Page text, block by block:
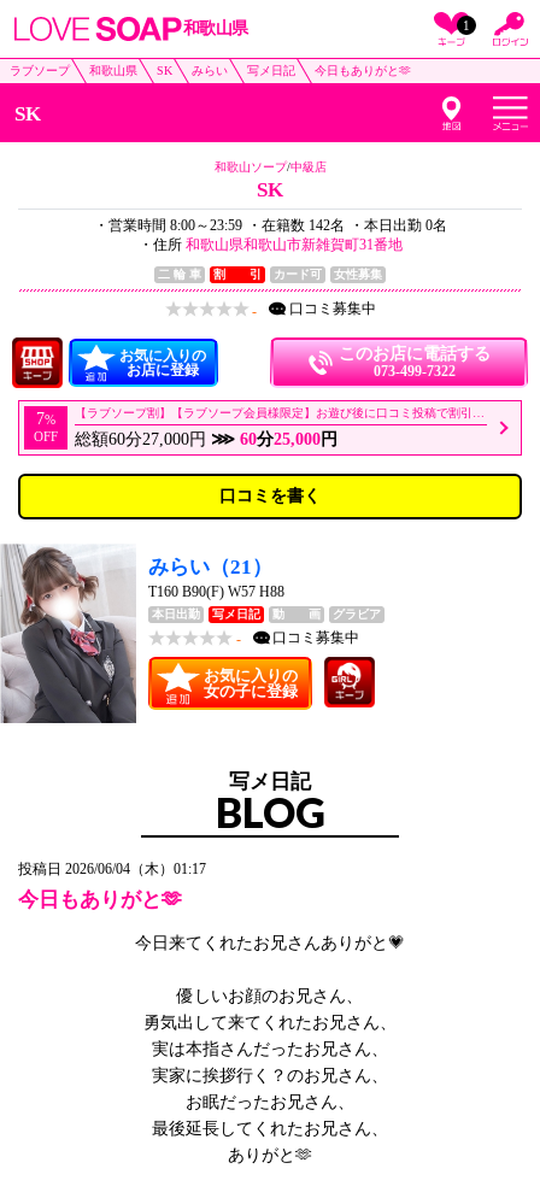
和歌山県 1
ラブソープ 和歌山県 SK みらい 写メ日記 今日もありがと🫶
SK
和歌山ソープ/中級店
SK
・営業時間 8:00～23:59 ・在籍数 142名
・本日出勤 0名
・住所 和歌山県和歌山市新雑賀町31番地
二 輪 車 割 引 カード可 女性募集
- 口コミ 募集中
お気に入りの
お店に登録
このお店に電話する
073-499-7322
7%
OFF
【ラブソープ割】【ラブソープ会員様限定】お遊び後に口コミ投稿で割引！！
総額60分27,000円 ⋙ 60分25,000 円
口コミを書く
みらい （21）
T160 B90(F) W57 H88
本日出勤 写メ日記 動 画 グラビア
- 口コミ 募集中
お気に入りの
女の子に登録
写メ日記
BLOG
投稿日 2026/06/04（木）01:17
今日もありがと🫶
今日来てくれたお兄さんありがと💗
優しいお顔のお兄さん、
勇気出して来てくれたお兄さん、
実は本指さんだったお兄さん、
実家に挨拶行く？のお兄さん、
お眠だったお兄さん、
最後延長してくれたお兄さん、
ありがと🫶